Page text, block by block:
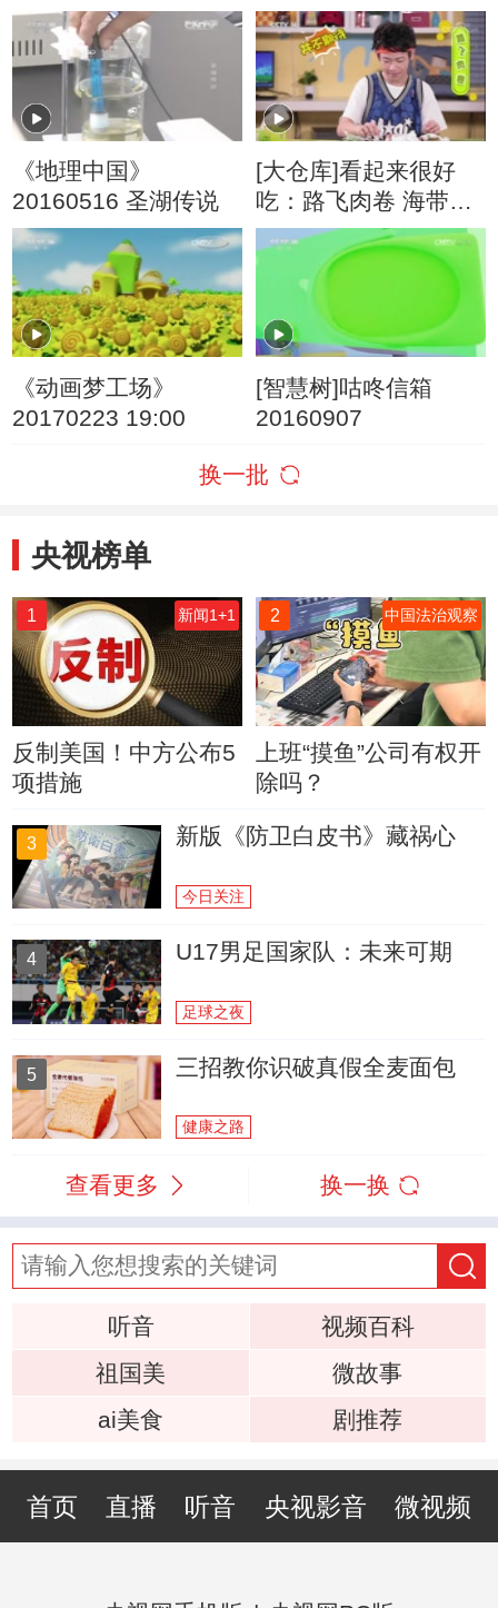
场—首秀之战（二）
衔
《地理中国》
20160516 圣湖传说
[大仓库]看起来很好
吃：路飞肉卷 海带牛
轧糖
《动画梦工场》
20170223 19:00
[智慧树]咕咚信箱
20160907
换一批
央视榜单
1 新闻1+1
反制美国！中方公布5
项措施
2 中国法治观察
上班“摸鱼”公司有权开
除吗？
3 新版《防卫白皮书》藏祸心
今日关注
4 U17男足国家队：未来可期
足球之夜
5 三招教你识破真假全麦面包
健康之路
查看更多 换一换
听音
视频百科
祖国美
微故事
ai美食
剧推荐
首页 直播 听音 央视影音 微视频